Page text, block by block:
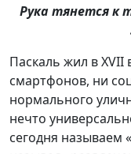
Рука тянется к
Паскаль жил в XVII
смартфонов, ни
нормального
нечто
сегодня называем